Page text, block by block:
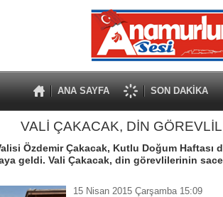
ANA SAYFA SON DAKİKA
VALİ ÇAKACAK, DİN
Özdemir Çakacak, Kutlu Doğum Haftası
geldi. Vali Çakacak, din görevlilerinin
15 Nisan 2015 Çarşamba 15:09